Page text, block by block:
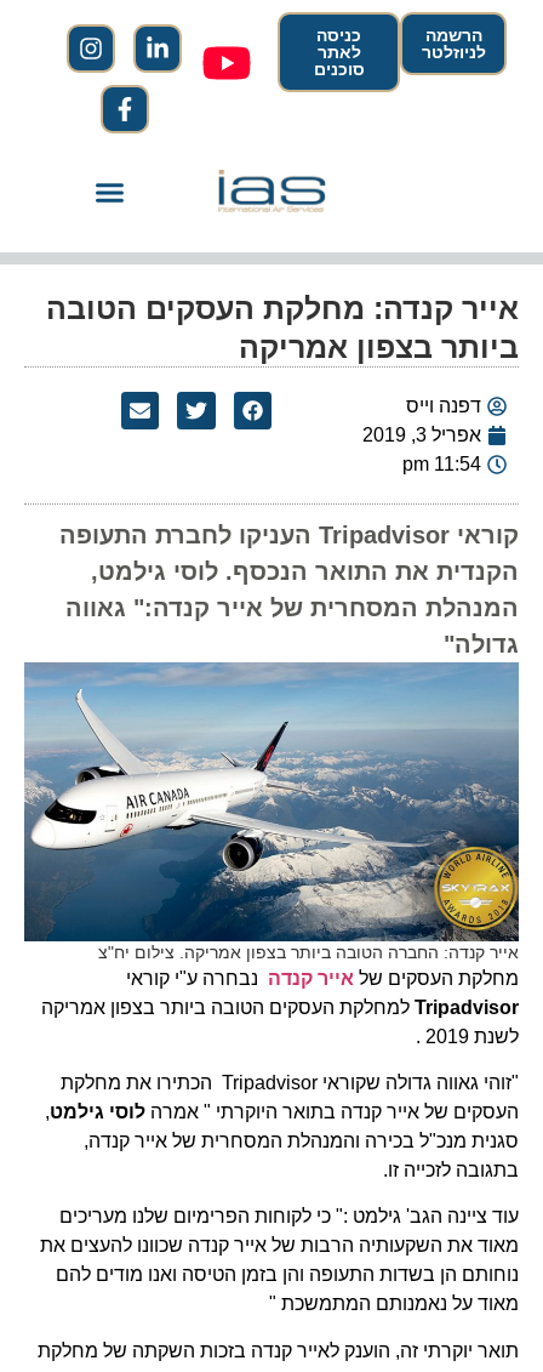
הרשמה
לניוזלטר
כניסה
לאתר
סוכנים
אייר קנדה: מחלקת העסקים הטובה
ביותר בצפון אמריקה
דפנה וייס
אפריל 3, 2019
11:54 pm
קוראי Tripadvisor העניקו לחברת התעופה
הקנדית את התואר הנכסף. לוסי גילמט,
המנהלת המסחרית של אייר קנדה:" גאווה
גדולה"
אייר קנדה: החברה הטובה ביותר בצפון אמריקה. צילום יח"צ
מחלקת העסקים שלאייר קנדה נבחרה ע"י קוראי
Tripadvisorלמחלקת העסקים הטובה ביותר בצפון אמריקה
לשנת 2019 .
"זוהי גאווה גדולה שקוראי Tripadvisor הכתירו את מחלקת
העסקים של אייר קנדה בתואר היוקרתי " אמרהלוסיגילמט,
סגנית מנכ"ל בכירה והמנהלת המסחרית של אייר קנדה,
בתגובה לזכייה זו.
עוד ציינה הגב' גילמט :" כי לקוחות הפרימיום שלנו מעריכים
מאוד את השקעותיה הרבות של אייר קנדה שכוונו להעצים את
נוחותם הן בשדות התעופה והן בזמן הטיסה ואנו מודים להם
מאוד על נאמנותם המתמשכת "
תואר יוקרתי זה, הוענק לאייר קנדה בזכות השקתה של מחלקת